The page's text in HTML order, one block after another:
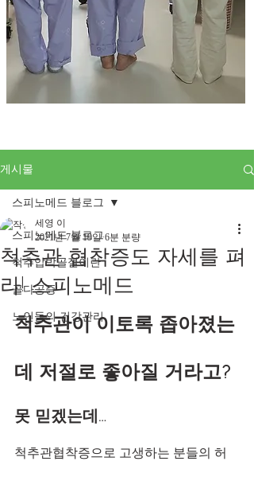
게시물
스피노메드 블로그
척추압박골절이란
골다공증
노인들의 건강관리
스피노메드 블로그
척추관 협착증도 자세를 펴
라! 스피노메드
세영 이
2021년 7월 19일 6분 분량
척추관이 이토록 좁아졌는
데 저절로 좋아질 거라고?
못 믿겠는데…
척추관협착증으로 고생하는 분들의 허